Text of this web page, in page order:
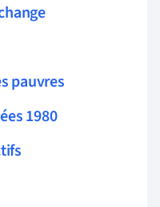
pauvres
1980